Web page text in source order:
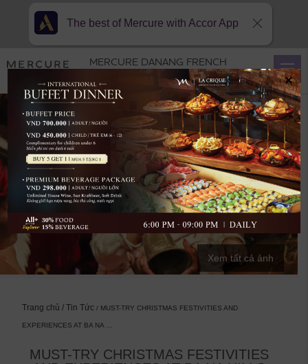
Xem tất cả ảnh
Trang chủ Tin Tức MUST-TRY CHRISTMAS FESTIVITIES AND
EXPERIENCES AT BA NA …
MUST-TRY CHRISTMAS FESTIVITIES
MERCURE DANANG FRENCH
VILLAGE BANA HILLS
×
The best of Mercure with Accor App